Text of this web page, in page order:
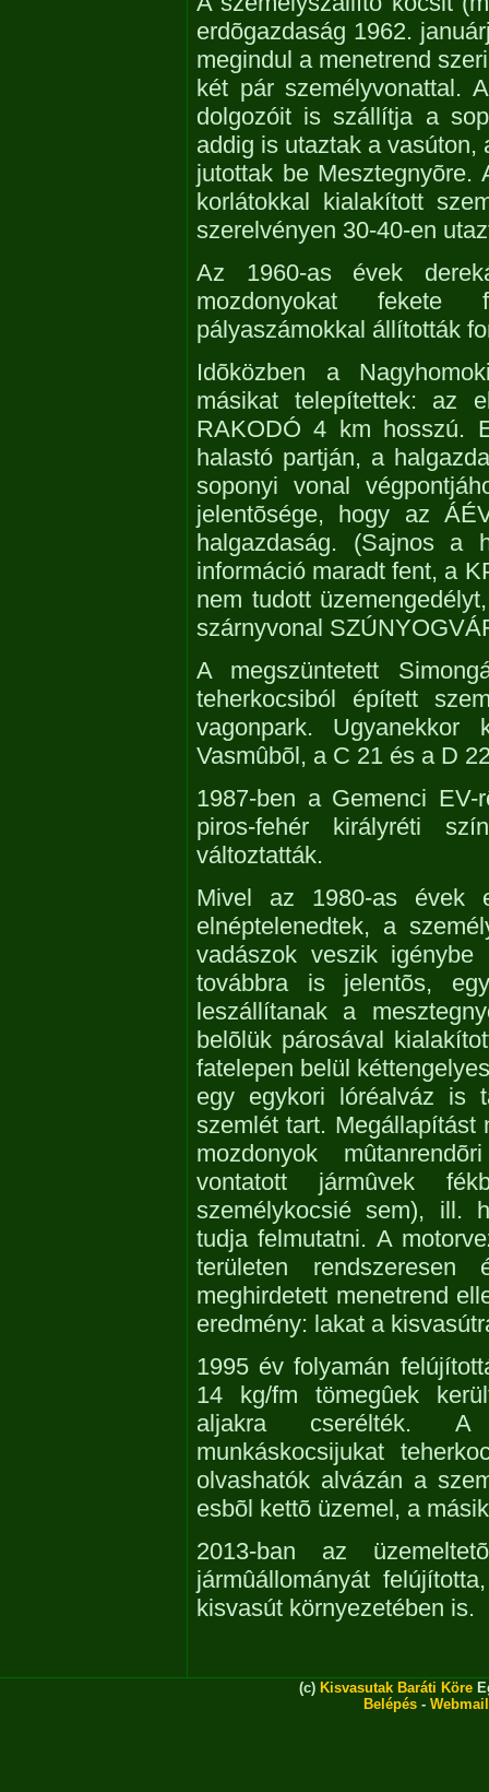
erdõgazdaság 1962.
megindul a menetrend
két pár személyvonattal.
dolgozóit is szállítja a
addig is utaztak a
jutottak be Mesztegnyõre.
korlátokkal kialakított
szerelvényen 30-40-en
Az 1960-as évek
mozdonyokat fekete
pályaszámokkal állították
Idõközben a
másikat telepítettek: az
RAKODÓ 4 km hosszú.
halastó partján, a
soponyi vonal
jelentõsége, hogy az
halgazdaság. (Sajnos a
információ maradt fent, a
nem tudott
szárnyvonal
A megszüntetett
teherkocsiból épített
vagonpark.
Vasmûbõl, a C 21 és a D
1987-ben a Gemenci
piros-fehér királyréti
változtatták.
Mivel az 1980-as évek
elnéptelenedtek, a
vadászok veszik
továbbra is jelentõs,
leszállítanak a
belõlük párosával
fatelepen belül
egy egykori lóréalváz is
szemlét tart. Megállapítást
mozdonyok
vontatott jármûvek
személykocsié sem), ill.
tudja felmutatni. A
területen
meghirdetett menetrend
eredmény: lakat a
1995 év folyamán
14 kg/fm tömegûek
aljakra cserélték. A
munkáskocsijukat
olvashatók alvázán a
esbõl kettõ üzemel, a
2013-ban az
jármûállományát
kisvasút környezetében is.
(c) Kisvasutak Baráti Köre
Belépés - Webmail